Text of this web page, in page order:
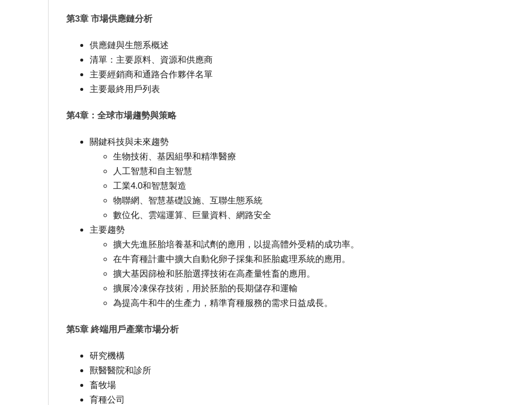
第3章 市場供應鏈分析
供應鏈與生態系概述
清單：主要原料、資源和供應商
主要經銷商和通路合作夥伴名單
主要最終用戶列表
第4章：全球市場趨勢與策略
關鍵科技與未來趨勢
生物技術、基因組學和精準醫療
人工智慧和自主智慧
工業4.0和智慧製造
物聯網、智慧基礎設施、互聯生態系統
數位化、雲端運算、巨量資料、網路安全
主要趨勢
擴大先進胚胎培養基和試劑的應用，以提高體外受精的成功率。
在牛育種計畫中擴大自動化卵子採集和胚胎處理系統的應用。
擴大基因篩檢和胚胎選擇技術在高產量牲畜的應用。
擴展冷凍保存技術，用於胚胎的長期儲存和運輸
為提高牛和牛的生產力，精準育種服務的需求日益成長。
第5章 終端用戶產業市場分析
研究機構
獸醫醫院和診所
畜牧場
育種公司